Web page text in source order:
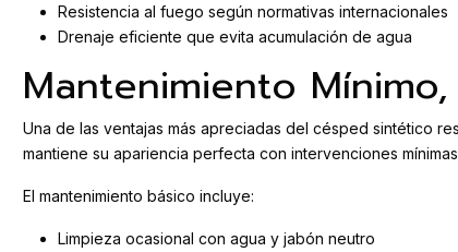
Resistencia al fuego según normativas internacionales
Drenaje eficiente que evita acumulación de agua
Mantenimiento
Una de las ventajas más apreciadas del césped sintético
mantiene su apariencia perfecta con intervenciones
El mantenimiento básico incluye:
Limpieza ocasional con agua y jabón neutro